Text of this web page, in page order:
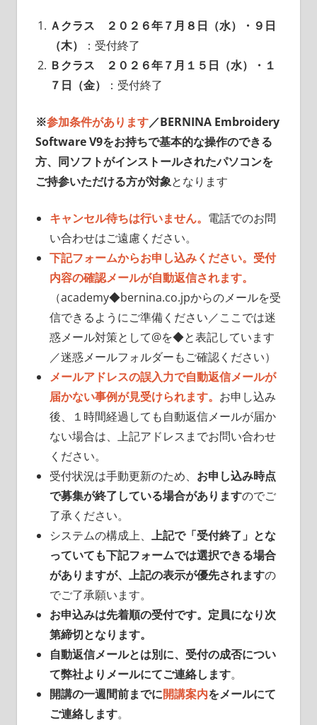
Ａクラス
２０２６年７月８日（水）・９日
（木）
：受付終了
Ｂクラス
２０２６年７月１５日（水）・１
７日（金）
：受付終了
※参加条件があります／BERNINA Embroidery
Software V9をお持ちで基本的な操作のできる
方、同ソフトがインストールされたパソコンを
ご持参いただける方が対象となります
キャンセル待ちは行いません。 電話でのお問
い合わせはご遠慮ください。
下記フォームからお申し込みください。受付
内容の確認メールが自動返信されます。
（academy◆bernina.co.jpからのメールを受
信できるようにご準備ください／ここでは迷
惑メール対策として@を◆と表記しています
／迷惑メールフォルダーもご確認ください）
メールアドレスの誤入力で自動返信メールが
届かない事例が見受けられます。 お申し込み
後、１時間経過しても自動返信メールが届か
ない場合は、上記アドレスまでお問い合わせ
ください。
受付状況は手動更新のため、 お申し込み時点
で募集が終了している場合がありますのでご
了承ください。
システムの構成上、 上記で「受付終了」とな
っていても下記フォームでは選択できる場合
がありますが、上記の表示が優先されますの
でご了承願います。
お申込みは先着順の受付です。定員になり次
第締切となります。
自動返信メールとは別に、受付の成否につい
て弊社よりメールにてご連絡します。
開講の一週間前までに開講案内をメールにて
ご連絡します。